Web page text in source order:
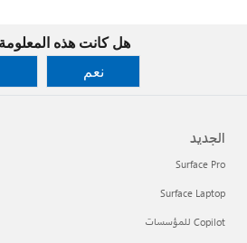
هل كانت هذه
نعم
الجديد
Surface Pro
Surface Laptop
Copilot للمؤسسات